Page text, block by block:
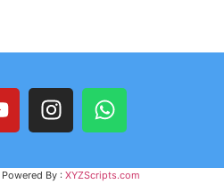
Powered By : XYZScripts.com